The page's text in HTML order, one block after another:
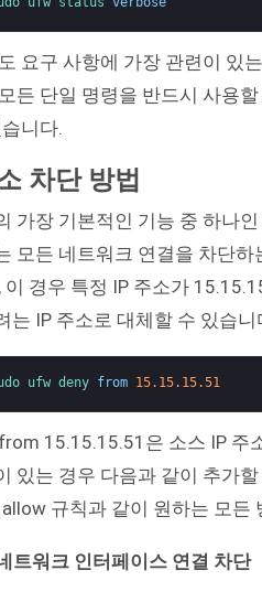
요구 사항에 가장 관련이 있
든 단일 명령을 반드시 사용
니다.
차단 방법
가장 기본적인 기능 중 하나
모든 네트워크 연결을 차단
이 경우 특정 IP 주소가
는 IP 주소로 대체할 수 있습
ufw deny from 15.15.15.51
15.15.15.51은 소스 IP 주
있는 경우 다음과 같이 추가
규칙과 같이 원하는 모든
트워크 인터페이스 연결 차단